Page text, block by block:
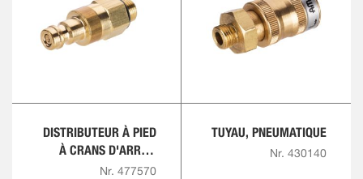
DISTRIBUTEUR À PIED
À CRANS D'ARRÊT,
PNEUMATIQUE
Nr. 477570
TUYAU, PNEUMATIQUE
Nr. 430140